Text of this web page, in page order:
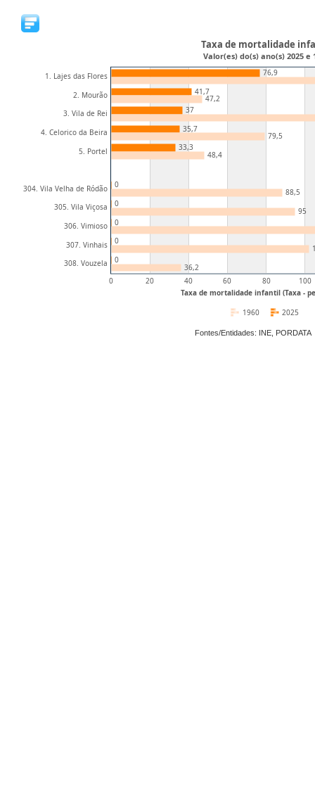
Taxa de mortalidade infantil (Taxa -
0 20 40 60 80 100
1. Lajes das Flores
2. Mourão
3. Vila de Rei
4. Celorico da Beira
5. Portel
304. Vila Velha de Ródão
305. Vila Viçosa
306. Vimioso
307. Vinhais
308. Vouzela
76,9
41,7
37
35,7
33,3
0
0
0
0
0
47,2
79,5
48,4
88,5
95
36,2
Taxa de mortalidade
Valor(es) do(s) ano(s) 2025 e
2025
1960
Fontes/Entidades: INE, PORDATA